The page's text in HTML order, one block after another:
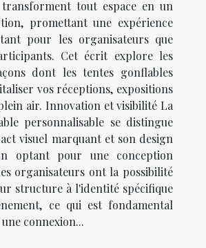
transforment tout espace en un
promettant une expérience
pour les organisateurs que
Cet écrit explore les
dont les tentes gonflables
vos réceptions, expositions
air. Innovation et visibilité La
personnalisable se distingue
visuel marquant et son design
optant pour une conception
organisateurs ont la possibilité
structure à l'identité spécifique
ce qui est fondamental
connexion...